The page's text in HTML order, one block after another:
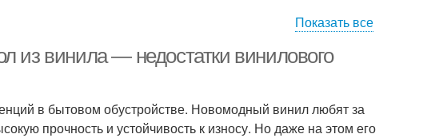
спортзала
Показать все
из винила — недостатки винилового
в бытовом обустройстве. Новомодный винил любят за
прочность и устойчивость к износу. Но даже на этом его